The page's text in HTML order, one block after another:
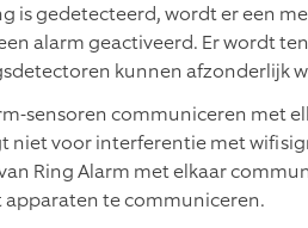
is gedetecteerd, wordt er een
alarm geactiveerd. Er wordt
kunnen afzonderlijk
sensoren communiceren met
niet voor interferentie met
Ring Alarm met elkaar
te communiceren.